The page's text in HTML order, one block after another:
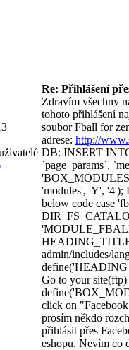
Re: Přihlášení
Zdravím všechny
tohoto přihlášení
soubor Fball for
adrese: http://
DB: INSERT
`page_params`,
'modules', 'Y', '4');
below code case
admin/includes/
Go to your site(ftp)
click on
prosím někdo
přihlásit přes
eshopu. Nevím co